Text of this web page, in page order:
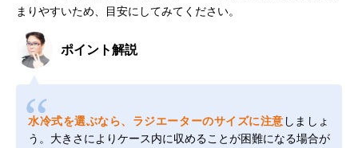
まりやすいため、目安にしてみてください。
ポイント解説
水冷式を選ぶなら、ラジエーターのサイズに注意 しましょ
う。大きさによりケース内に収めることが困難になる場合が